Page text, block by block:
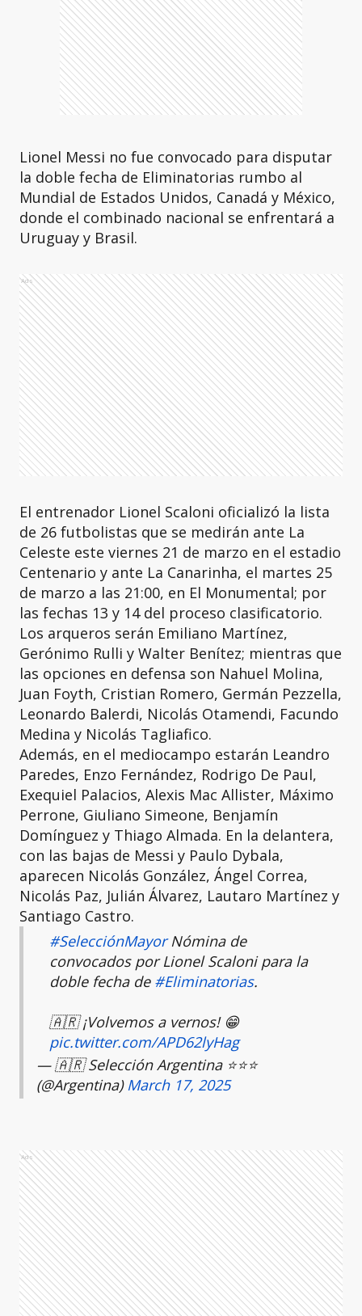
Lionel Messi no fue convocado para disputar
la doble fecha de Eliminatorias rumbo al
Mundial de Estados Unidos, Canadá y México,
donde el combinado nacional se enfrentará a
Uruguay y Brasil.
Ads
El entrenador Lionel Scaloni oficializó la lista
de 26 futbolistas que se medirán ante La
Celeste este viernes 21 de marzo en el estadio
Centenario y ante La Canarinha, el martes 25
de marzo a las 21:00, en El Monumental; por
las fechas 13 y 14 del proceso clasificatorio.
Los arqueros serán Emiliano Martínez,
Gerónimo Rulli y Walter Benítez; mientras que
las opciones en defensa son Nahuel Molina,
Juan Foyth, Cristian Romero, Germán Pezzella,
Leonardo Balerdi, Nicolás Otamendi, Facundo
Medina y Nicolás Tagliafico.
Además, en el mediocampo estarán Leandro
Paredes, Enzo Fernández, Rodrigo De Paul,
Exequiel Palacios, Alexis Mac Allister, Máximo
Perrone, Giuliano Simeone, Benjamín
Domínguez y Thiago Almada. En la delantera,
con las bajas de Messi y Paulo Dybala,
aparecen Nicolás González, Ángel Correa,
Nicolás Paz, Julián Álvarez, Lautaro Martínez y
Santiago Castro.
#SelecciónMayorNómina de
convocados por Lionel Scaloni para la
doble fecha de #Eliminatorias.
🇦🇷 ¡Volvemos a vernos! 😁
pic.twitter.com/APD62lyHag
— 🇦🇷 Selección Argentina ⭐⭐⭐
(@Argentina)March 17, 2025
Ads